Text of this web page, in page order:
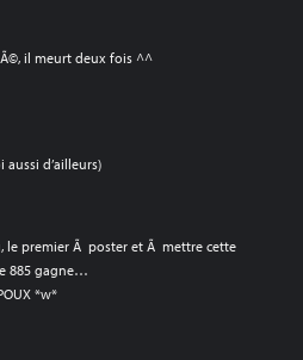
il meurt deux fois ^^
d’ailleurs)
le premier Ã poster et Ã mettre cette
885 gagne…
*w*